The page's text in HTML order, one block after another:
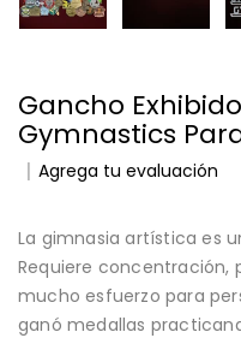
Gancho Exhibidor De Medallas
Gymnastics
Agrega tu evaluación
La gimnasia artística es
Requiere concentración,
mucho esfuerzo para
ganó medallas